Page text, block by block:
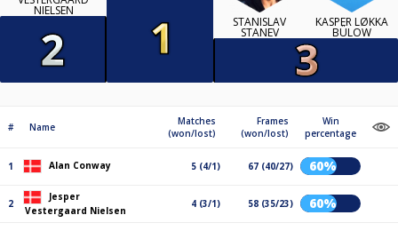
NIELSEN
STANISLAV
STANEV
KASPER LØKKA
BÜLOW
# Name
Matches
(won/lost)
Frames
(won/lost)
Win
percentage
1 Alan Conway 5 (4/1) 67 (40/27) 60%
2
Jesper
Vestergaard Nielsen
4 (3/1) 58 (35/23) 60%